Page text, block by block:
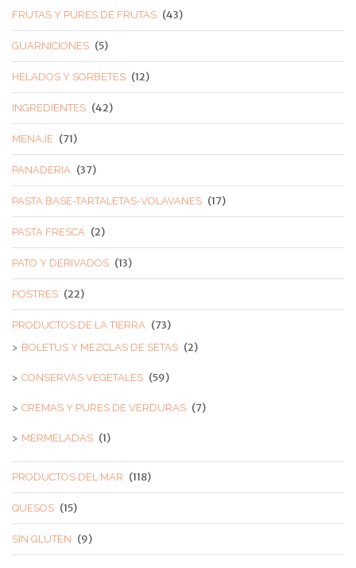
FRUTAS Y PURES DE FRUTAS (43)
GUARNICIONES (5)
HELADOS Y SORBETES (12)
INGREDIENTES (42)
MENAJE (71)
PANADERIA (37)
PASTA BASE-TARTALETAS-VOLAVANES (17)
PASTA FRESCA (2)
PATO Y DERIVADOS (13)
POSTRES (22)
PRODUCTOS DE LA TIERRA (73)
BOLETUS Y MEZCLAS DE SETAS (2)
CONSERVAS VEGETALES (59)
CREMAS Y PURES DE VERDURAS (7)
MERMELADAS (1)
PRODUCTOS DEL MAR (118)
QUESOS (15)
SIN GLUTEN (9)